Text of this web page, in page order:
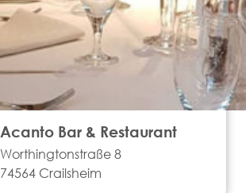
Acanto Bar & Restaurant
Worthingtonstraße 8
74564 Crailsheim